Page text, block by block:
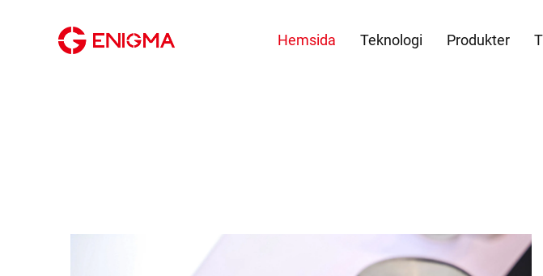
Hemsida Teknologi Produkter